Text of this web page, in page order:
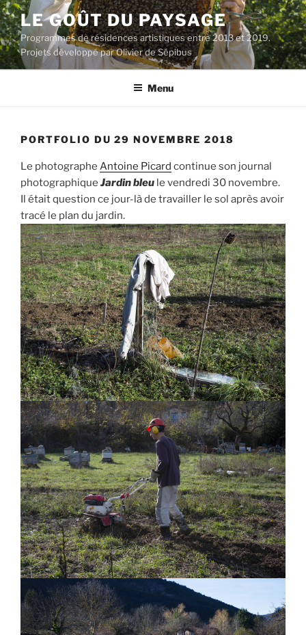
Aller
au
contenu
principal
LE GOÛT DU PAYSAGE
Programmes de résidences artistiques entre 2013 et 2019.
Projets développé par Olivier de Sépibus
Menu
PORTFOLIO DU 29 NOVEMBRE 2018
Le photographe Antoine Picard continue son journal
photographique Jardin bleu le vendredi 30 novembre.
Il était question ce jour-là de travailler le sol après avoir
tracé le plan du jardin.